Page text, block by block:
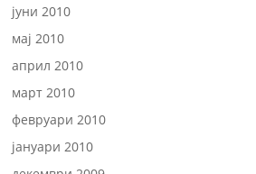
јуни 2010
мај 2010
април 2010
март 2010
февруари 2010
јануари 2010